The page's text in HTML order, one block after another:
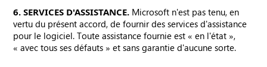
6. SERVICES D'ASSISTANCE. Microsoft n'est pas tenu, en
vertu du présent accord, de fournir des services d'assistance
pour le logiciel. Toute assistance fournie est « en l'état »,
« avec tous ses défauts » et sans garantie d'aucune sorte.